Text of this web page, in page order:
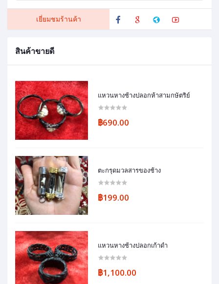
เยี่ยมชมร้านค้า
สินค้าขายดี
แหวนหางช้างปลอกห้าสามกษัตริย์
฿690.00
ตะกรุดมวลสารของช้าง
฿199.00
แหวนหางช้างปลอกเก้าดำ
฿1,100.00